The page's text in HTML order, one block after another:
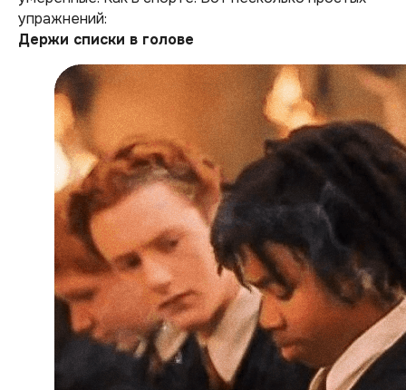
упражнений:
Держи списки в голове